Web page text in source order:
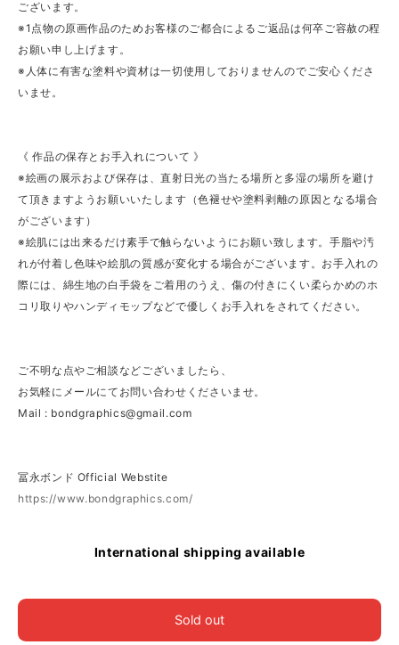
ございます。
※1点物の原画作品のためお客様のご都合によるご返品は何卒ご容赦の程
お願い申し上げます。
※人体に有害な塗料や資材は一切使用しておりませんのでご安心くださ
いませ。
《 作品の保存とお手入れについて 》
※絵画の展示および保存は、直射日光の当たる場所と多湿の場所を避け
て頂きますようお願いいたします（色褪せや塗料剥離の原因となる場合
がございます）
※絵肌には出来るだけ素手で触らないようにお願い致します。手脂や汚
れが付着し色味や絵肌の質感が変化する場合がございます。お手入れの
際には、綿生地の白手袋をご着用のうえ、傷の付きにくい柔らかめのホ
コリ取りやハンディモップなどで優しくお手入れをされてください。
ご不明な点やご相談などございましたら、
お気軽にメールにてお問い合わせくださいませ。
Mail : bondgraphics@gmail.com
冨永ボンド Official Webstite
https://www.bondgraphics.com/
International shipping available
Sold out